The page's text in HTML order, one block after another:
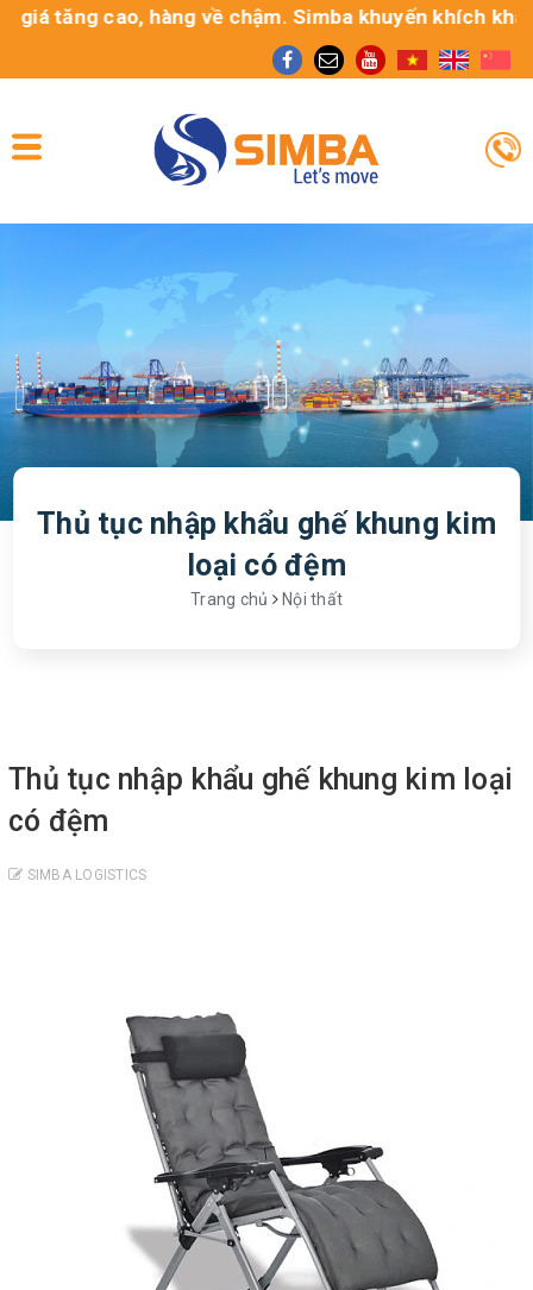
tăng cao, hàng về chậm. Simba khuyến khích
Thủ tục nhập khẩu ghế khung kim
loại có đệm
Trang chủ Nội thất
Thủ tục nhập khẩu ghế khung kim loại
có đệm
SIMBA LOGISTICS